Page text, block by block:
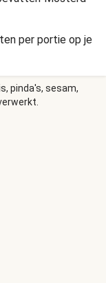
per portie op je
pinda's, sesam,